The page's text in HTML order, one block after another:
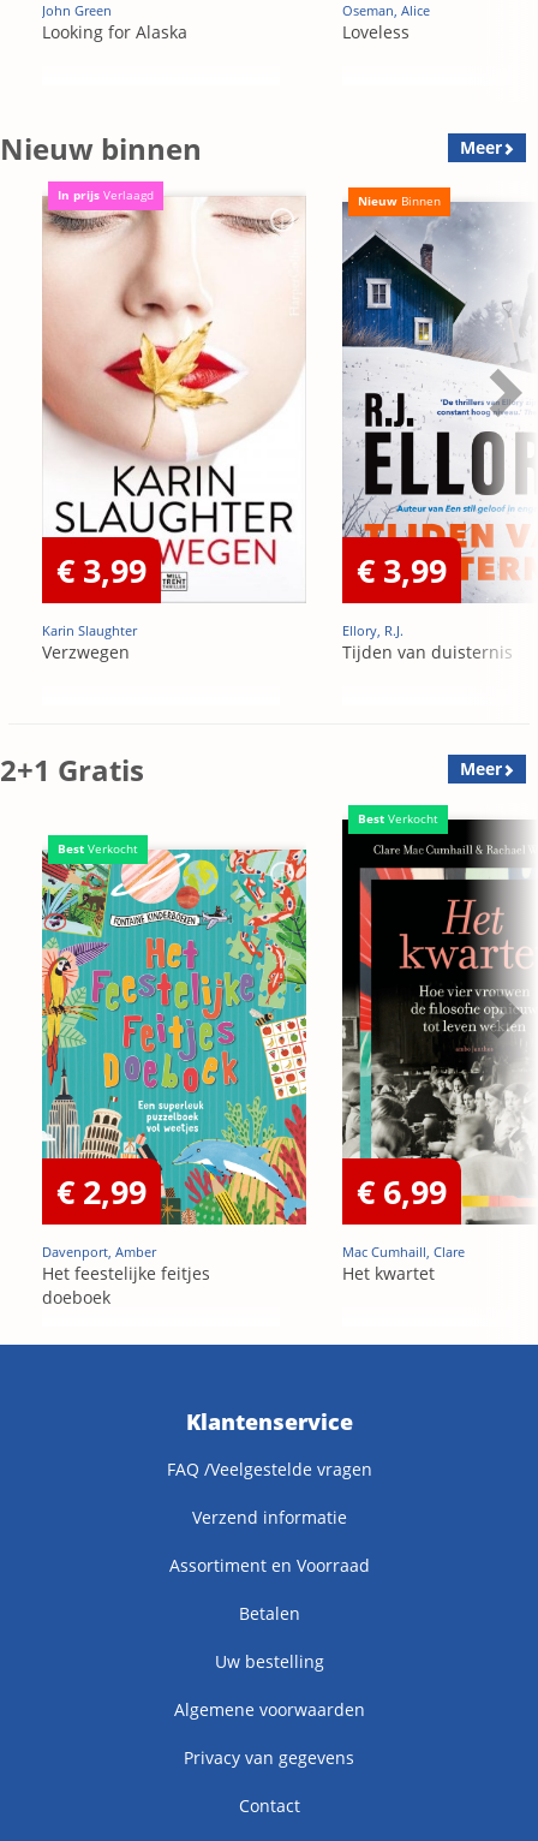
John Green
Looking for Alaska
Oseman, Alice
Loveless
Nieuw binnen Meer
In prijs Verlaagd
€ 3,99
Karin Slaughter
Verzwegen
Nieuw Binnen
€ 3,99
Ellory, R.J.
Tijden van duisternis
2+1 Gratis Meer
Best Verkocht
€ 2,99
Davenport, Amber
Het feestelijke feitjes
doeboek
Best Verkocht
€ 6,99
Mac Cumhaill, Clare
Het kwartet
Klantenservice
FAQ /Veelgestelde vragen
Verzend informatie
Assortiment en Voorraad
Betalen
Uw bestelling
Algemene voorwaarden
Privacy van gegevens
Contact